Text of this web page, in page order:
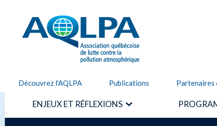
AQLPA
Découvrez l'AQLPA Publications Partenaires
ENJEUX ET RÉFLEXIONS